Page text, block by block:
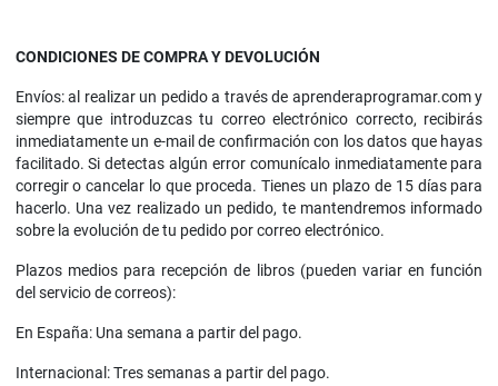
CONDICIONES DE COMPRA Y DEVOLUCIÓN
Envíos: al realizar un pedido a través de aprenderaprogramar.com y
siempre que introduzcas tu correo electrónico correcto, recibirás
inmediatamente un e-mail de confirmación con los datos que hayas
facilitado. Si detectas algún error comunícalo inmediatamente para
corregir o cancelar lo que proceda. Tienes un plazo de 15 días para
hacerlo. Una vez realizado un pedido, te mantendremos informado
sobre la evolución de tu pedido por correo electrónico.
Plazos medios para recepción de libros (pueden variar en función
del servicio de correos):
En España: Una semana a partir del pago.
Internacional: Tres semanas a partir del pago.